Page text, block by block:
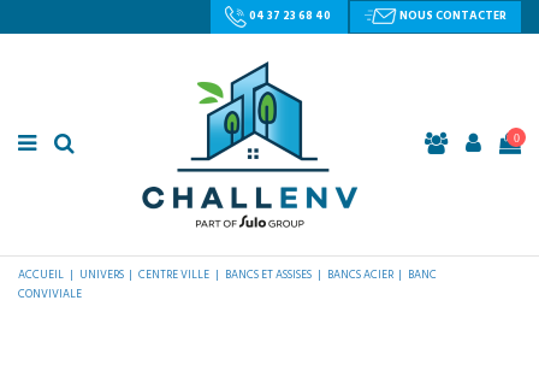
04 37 23 68 40 NOUS CONTACTER
0
ACCUEIL UNIVERS CENTRE VILLE BANCS ET ASSISES BANCS ACIER
BANC
CONVIVIALE